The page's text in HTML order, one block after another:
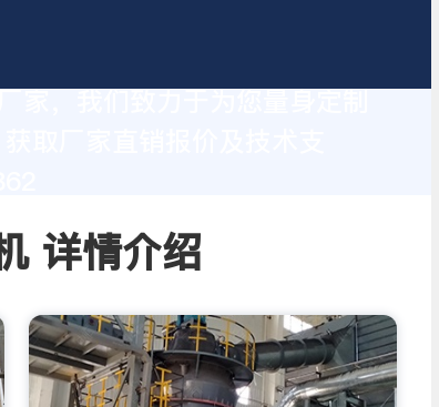
取厂家直销报价及技术支
详情介绍